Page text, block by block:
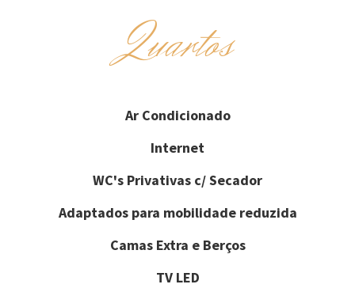
Quartos
Ar Condicionado
Internet
WC's Privativas c/ Secador
Adaptados para mobilidade reduzida
Camas Extra e Berços
TV LED